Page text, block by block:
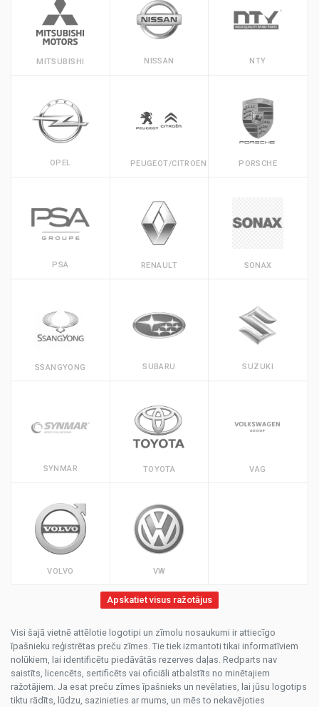
MITSUBISHI NISSAN NTY
OPEL PEUGEOT/CITROEN PORSCHE
PSA RENAULT SONAX
SSANGYONG SUBARU SUZUKI
SYNMAR TOYOTA VAG
VOLVO VW
Apskatiet visus ražotājus
Visi šajā vietnē attēlotie logotipi un zīmolu nosaukumi ir attiecīgo
īpašnieku reģistrētas preču zīmes. Tie tiek izmantoti tikai informatīviem
nolūkiem, lai identificētu piedāvātās rezerves daļas. Redparts nav
saistīts, licencēts, sertificēts vai oficiāli atbalstīts no minētajiem
ražotājiem. Ja esat preču zīmes īpašnieks un nevēlaties, lai jūsu logotips
tiktu rādīts, lūdzu, sazinieties ar mums, un mēs to nekavējoties